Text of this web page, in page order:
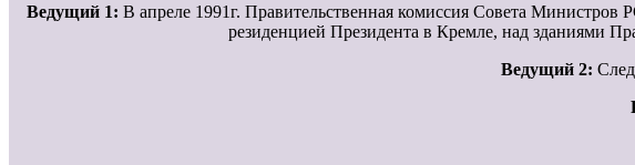
Ведущий 1: В апреле 1991г. Правительственная комиссия Совета
резиденцией Президента в Кремле, над зданиями
Ведущий 2: